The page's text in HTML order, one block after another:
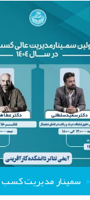
سمینار مدیریت کسب و کار